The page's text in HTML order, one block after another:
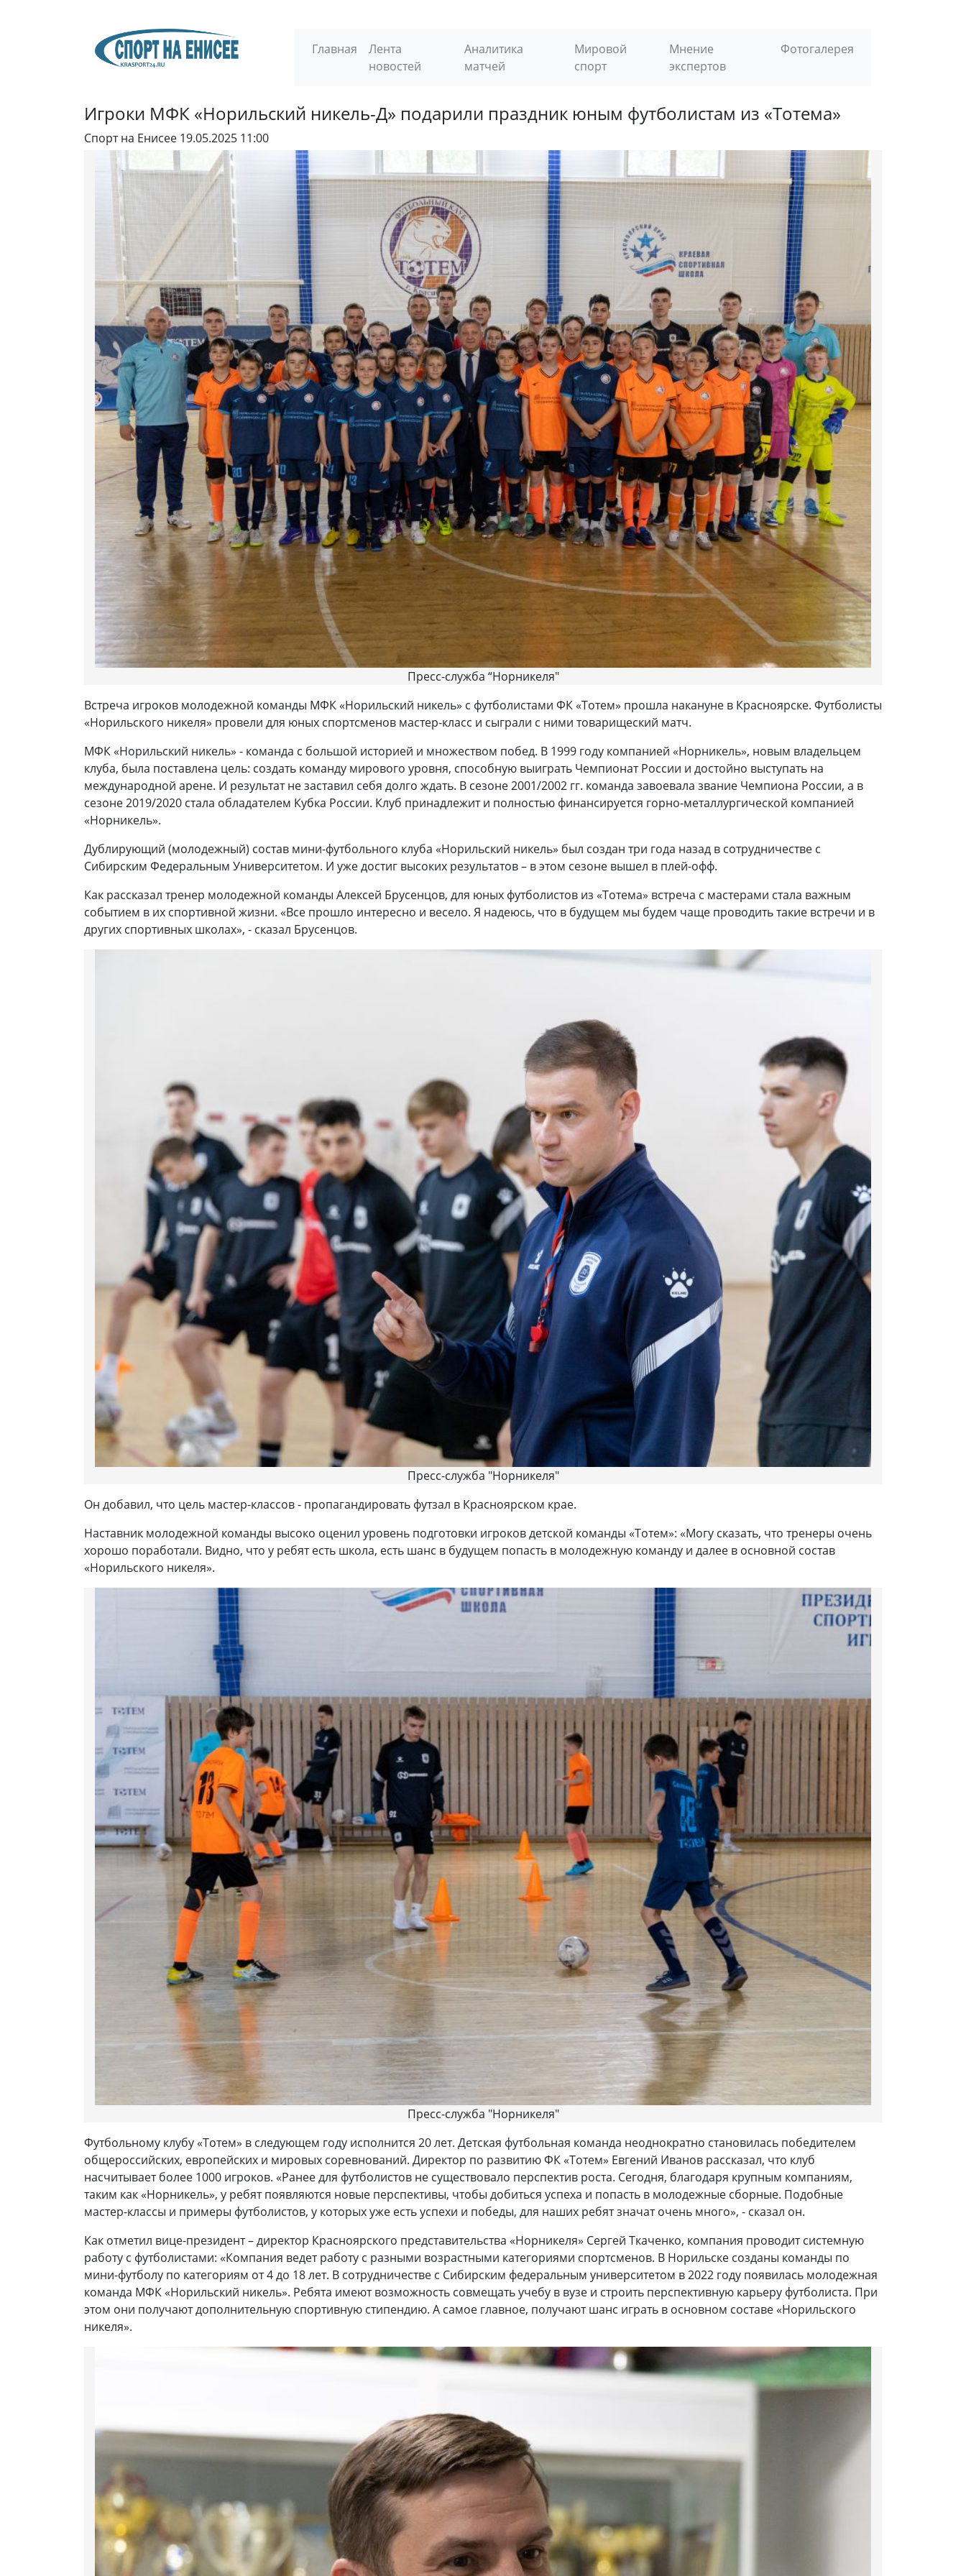
Главная
Лента
новостей
Аналитика
матчей
Мировой
спорт
Мнение
экспертов
Фотогалерея
Игроки МФК «Норильский никель-Д» подарили праздник юным футболистам из «Тотема»
Спорт на Енисее 19.05.2025 11:00
Пресс-служба “Норникеля"
Встреча игроков молодежной команды МФК «Норильский никель» с футболистами ФК «Тотем» прошла накануне в Красноярске. Футболисты
«Норильского никеля» провели для юных спортсменов мастер-класс и сыграли с ними товарищеский матч.
МФК «Норильский никель» - команда с большой историей и множеством побед. В 1999 году компанией «Норникель», новым владельцем
клуба, была поставлена цель: создать команду мирового уровня, способную выиграть Чемпионат России и достойно выступать на
международной арене. И результат не заставил себя долго ждать. В сезоне 2001/2002 гг. команда завоевала звание Чемпиона России, а в
сезоне 2019/2020 стала обладателем Кубка России. Клуб принадлежит и полностью финансируется горно-металлургической компанией
«Норникель».
Дублирующий (молодежный) состав мини-футбольного клуба «Норильский никель» был создан три года назад в сотрудничестве с
Сибирским Федеральным Университетом. И уже достиг высоких результатов – в этом сезоне вышел в плей-офф.
Как рассказал тренер молодежной команды Алексей Брусенцов, для юных футболистов из «Тотема» встреча с мастерами стала важным
событием в их спортивной жизни. «Все прошло интересно и весело. Я надеюсь, что в будущем мы будем чаще проводить такие встречи и в
других спортивных школах», - сказал Брусенцов.
Пресс-служба "Норникеля"
Он добавил, что цель мастер-классов - пропагандировать футзал в Красноярском крае.
Наставник молодежной команды высоко оценил уровень подготовки игроков детской команды «Тотем»: «Могу сказать, что тренеры очень
хорошо поработали. Видно, что у ребят есть школа, есть шанс в будущем попасть в молодежную команду и далее в основной состав
«Норильского никеля».
Пресс-служба "Норникеля"
Футбольному клубу «Тотем» в следующем году исполнится 20 лет. Детская футбольная команда неоднократно становилась победителем
общероссийских, европейских и мировых соревнований. Директор по развитию ФК «Тотем» Евгений Иванов рассказал, что клуб
насчитывает более 1000 игроков. «Ранее для футболистов не существовало перспектив роста. Сегодня, благодаря крупным компаниям,
таким как «Норникель», у ребят появляются новые перспективы, чтобы добиться успеха и попасть в молодежные сборные. Подобные
мастер-классы и примеры футболистов, у которых уже есть успехи и победы, для наших ребят значат очень много», - сказал он.
Как отметил вице-президент – директор Красноярского представительства «Норникеля» Сергей Ткаченко, компания проводит системную
работу с футболистами: «Компания ведет работу с разными возрастными категориями спортсменов. В Норильске созданы команды по
мини-футболу по категориям от 4 до 18 лет. В сотрудничестве с Сибирским федеральным университетом в 2022 году появилась молодежная
команда МФК «Норильский никель». Ребята имеют возможность совмещать учебу в вузе и строить перспективную карьеру футболиста. При
этом они получают дополнительную спортивную стипендию. А самое главное, получают шанс играть в основном составе «Норильского
никеля».